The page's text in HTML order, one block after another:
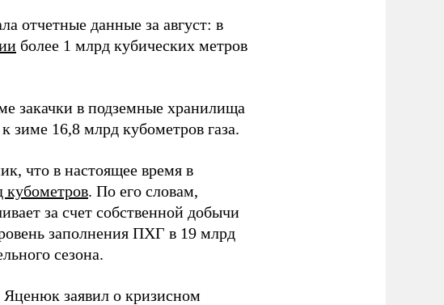
отчетные данные за август: в
более 1 млрд кубических метров
закачки в подземные хранилища
к зиме 16,8 млрд кубометров газа.
что в настоящее время в
кубометров. По его словам,
за счет собственной добычи
заполнения ПХГ в 19 млрд
сезона.
Яценюк заявил о кризисном